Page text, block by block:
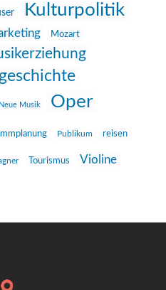
Kulturpolitik
Mozart
Neue Musik Oper
Publikum reisen
Tourismus Violine